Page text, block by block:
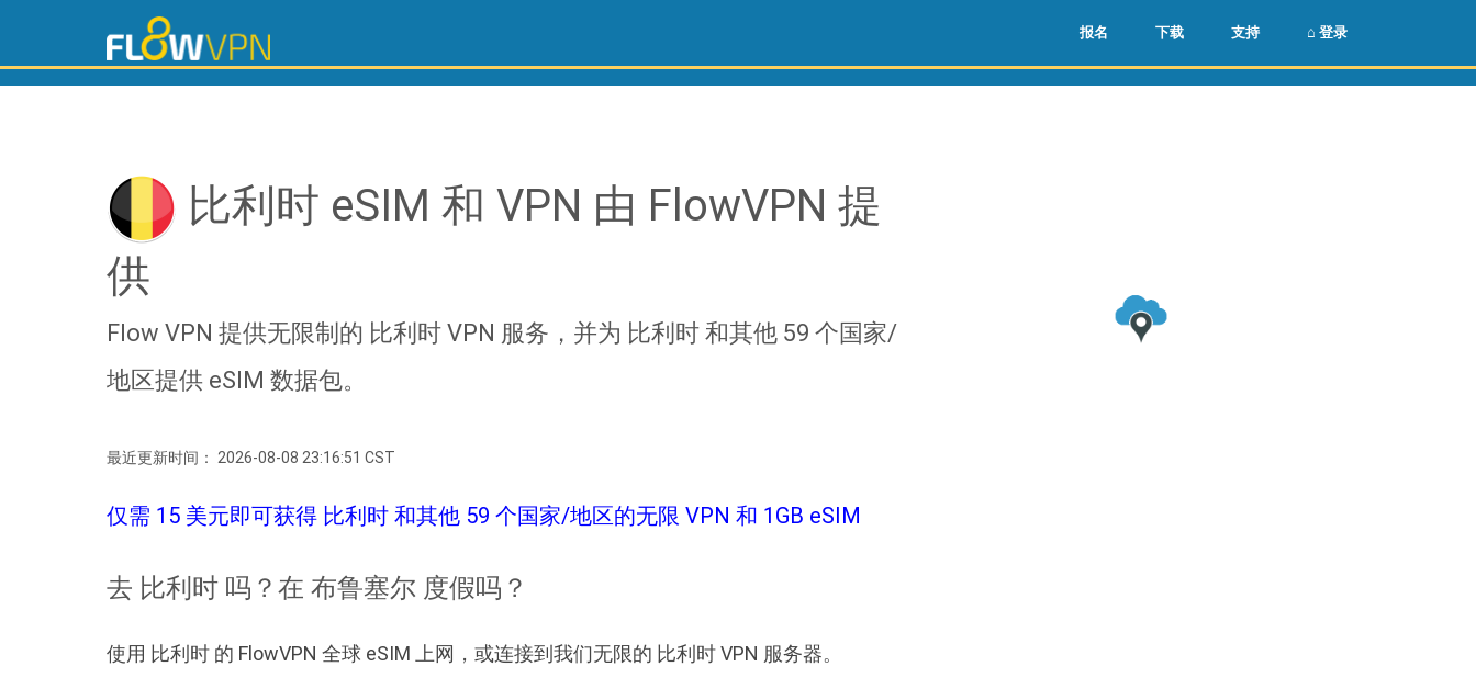
报名 下载 支持 ⌂ 登录
比利时 eSIM 和 VPN 由 FlowVPN 提
供
Flow VPN 提供无限制的 比利时 VPN 服务，并为 比利时 和其他 59 个国家/
地区提供 eSIM 数据包。
最近更新时间： 2026-08-08 23:16:51 CST
仅需 15 美元即可获得 比利时 和其他 59 个国家/地区的无限 VPN 和 1GB eSIM
去 比利时 吗？在 布鲁塞尔 度假吗？
使用 比利时 的 FlowVPN 全球 eSIM 上网，或连接到我们无限的 比利时 VPN 服务器。